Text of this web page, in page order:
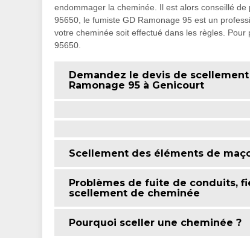
endommager la cheminée. Il est alors conseillé
95650, le fumiste GD Ramonage 95 est un
votre cheminée soit effectué dans les règles.
95650.
Demandez le devis de
Ramonage 95 à Genicourt
Scellement des éléments de
Problèmes de fuite de conduits,
scellement de cheminée
Pourquoi sceller une cheminée ?